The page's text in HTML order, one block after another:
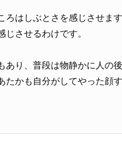
ろはしぶとさを感じさせま
させるわけです。
あり、普段は物静かに人の
たかも自分がしてやった顔